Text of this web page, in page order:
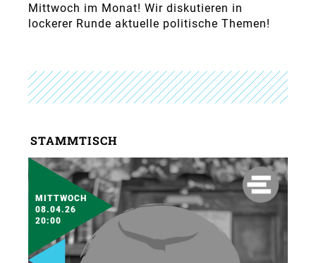
Mittwoch im Monat! Wir diskutieren in
lockerer Runde aktuelle politische Themen!
STAMMTISCH
MITTWOCH
08.04.26
20:00